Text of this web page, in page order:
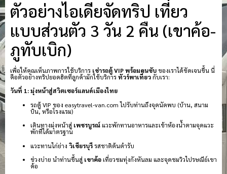
ตัวอย่างไอเดียจัดทริป เที่ยว
แบบส่วนตัว 3 วัน 2 คืน (เขาค้อ-
ภูทับเบิก)
เพื่อให้คุณเห็นภาพการใช้บริการ เช่ารถตู้ VIP พร้อมคนขับ ของเราได้ชัดเจนขึ้น นี่
คือตัวอย่างทริปยอดฮิตที่ลูกค้ามักใช้บริการทัวร์พาเที่ยวกับเรา:
วันที่ 1: มุ่งหน้าสู่สวิตเซอร์แลนด์เมืองไทย
รถตู้ VIP ของ easytravel-van.com ไปรับท่านถึงจุดนัดพบ (บ้าน, สนาม
บิน, หรือโรงแรม)
เดินทางมุ่งหน้าสู่ เพชรบูรณ์แวะพักทานอาหารและเข้าห้องน้ำตามจุดแวะ
พักที่ได้มาตรฐาน
แวะทานไก่ย่าง วิเชียรบุรีรสชาติต้นตำรับ
ช่วงบ่าย นำท่านขึ้นสู่ เขาค้อเที่ยวชมทุ่งกังหันลม และจุดชมวิวไปรษณีย์เขา
ค้อ